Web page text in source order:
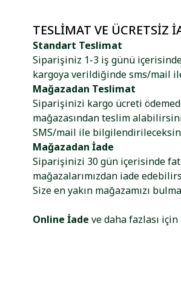
TESLIMAT VE ÜCRETSIZ
Standart Teslimat
Siparişiniz 1-3 iş günü
kargoya verildiğinde sms/mail
Mağazadan Teslimat
Siparişinizi kargo ücreti
mağazasından teslim
SMS/mail ile
Mağazadan İade
Siparişinizi 30 gün içerisinde
mağazalarımızdan iade
Size en yakın mağazamızı
Online İade ve daha fazlası için